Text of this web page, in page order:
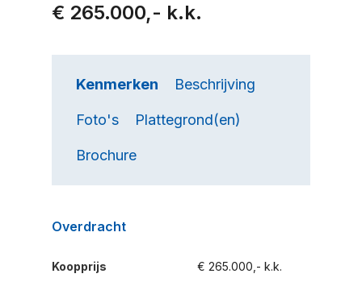
€ 265.000,- k.k.
Kenmerken Beschrijving
Foto's Plattegrond(en)
Brochure
Overdracht
Koopprijs € 265.000,- k.k.